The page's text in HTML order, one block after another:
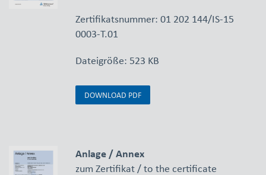
Zertifikatsnummer: 01 202 144/IS-15
0003-T.01
Dateigröße: 523 KB
DOWNLOAD PDF
Anlage / Annex
zum Zertifikat / to the certificate